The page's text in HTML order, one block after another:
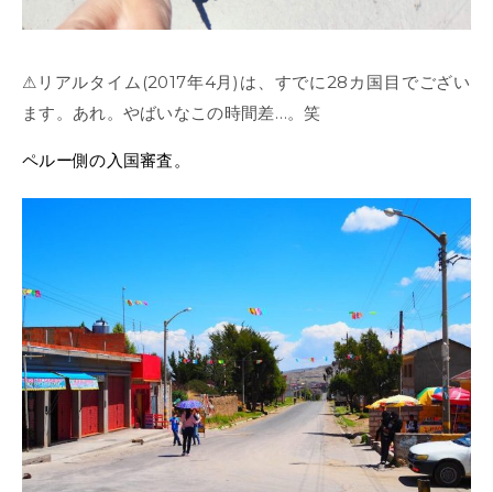
⚠︎リアルタイム(2017年4月)は、すでに28カ国目でござい
ます。あれ。やばいなこの時間差…。笑
ペルー側の入国審査。